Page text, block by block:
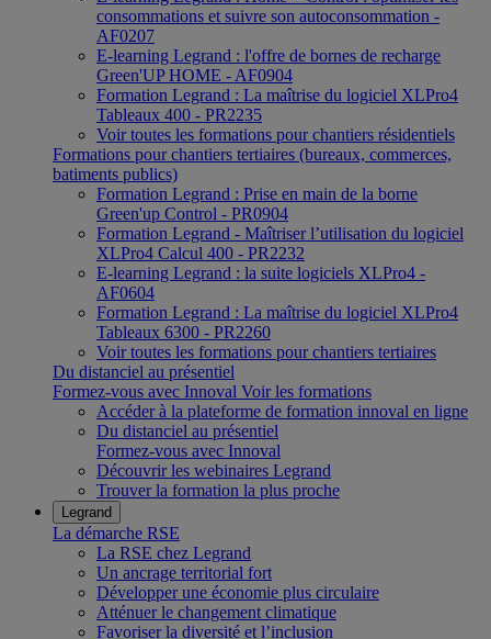
consommations et suivre son autoconsommation -
AF0207
E-learning Legrand : l'offre de bornes de recharge
Green'UP HOME - AF0904
Formation Legrand : La maîtrise du logiciel XLPro4
Tableaux 400 - PR2235
Voir toutes les formations pour chantiers résidentiels
Formations pour chantiers tertiaires (bureaux, commerces,
batiments publics)
Formation Legrand : Prise en main de la borne
Green'up Control - PR0904
Formation Legrand - Maîtriser l’utilisation du logiciel
XLPro4 Calcul 400 - PR2232
E-learning Legrand : la suite logiciels XLPro4 -
AF0604
Formation Legrand : La maîtrise du logiciel XLPro4
Tableaux 6300 - PR2260
Voir toutes les formations pour chantiers tertiaires
Du distanciel au présentiel
Formez-vous avec Innoval Voir les formations
Accéder à la plateforme de formation innoval en ligne
Du distanciel au présentiel
Formez-vous avec Innoval
Découvrir les webinaires Legrand
Trouver la formation la plus proche
Legrand
La démarche RSE
La RSE chez Legrand
Un ancrage territorial fort
Développer une économie plus circulaire
Atténuer le changement climatique
Favoriser la diversité et l’inclusion